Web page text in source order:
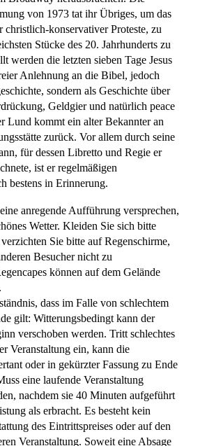
von 1973 tat ihr Übriges, um das
christlich-konservativer Proteste, zu
Stücke des 20. Jahrhunderts zu
werden die letzten sieben Tage Jesus
Anlehnung an die Bibel, jedoch
sondern als Geschichte über
Geldgier und natürlich peace
Lund kommt ein alter Bekannter an
zurück. Vor allem durch seine
für dessen Libretto und Regie er
ist er regelmäßigen
bestens in Erinnerung.
anregende Aufführung versprechen,
Wetter. Kleiden Sie sich bitte
Sie bitte auf Regenschirme,
Besucher nicht zu
können auf dem Gelände
dass im Falle von schlechtem
gilt: Witterungsbedingt kann der
verschoben werden. Tritt schlechtes
Veranstaltung ein, kann die
oder in gekürzter Fassung zu Ende
eine laufende Veranstaltung
nachdem sie 40 Minuten aufgeführt
als erbracht. Es besteht kein
des Eintrittspreises oder auf den
Veranstaltung. Soweit eine Absage